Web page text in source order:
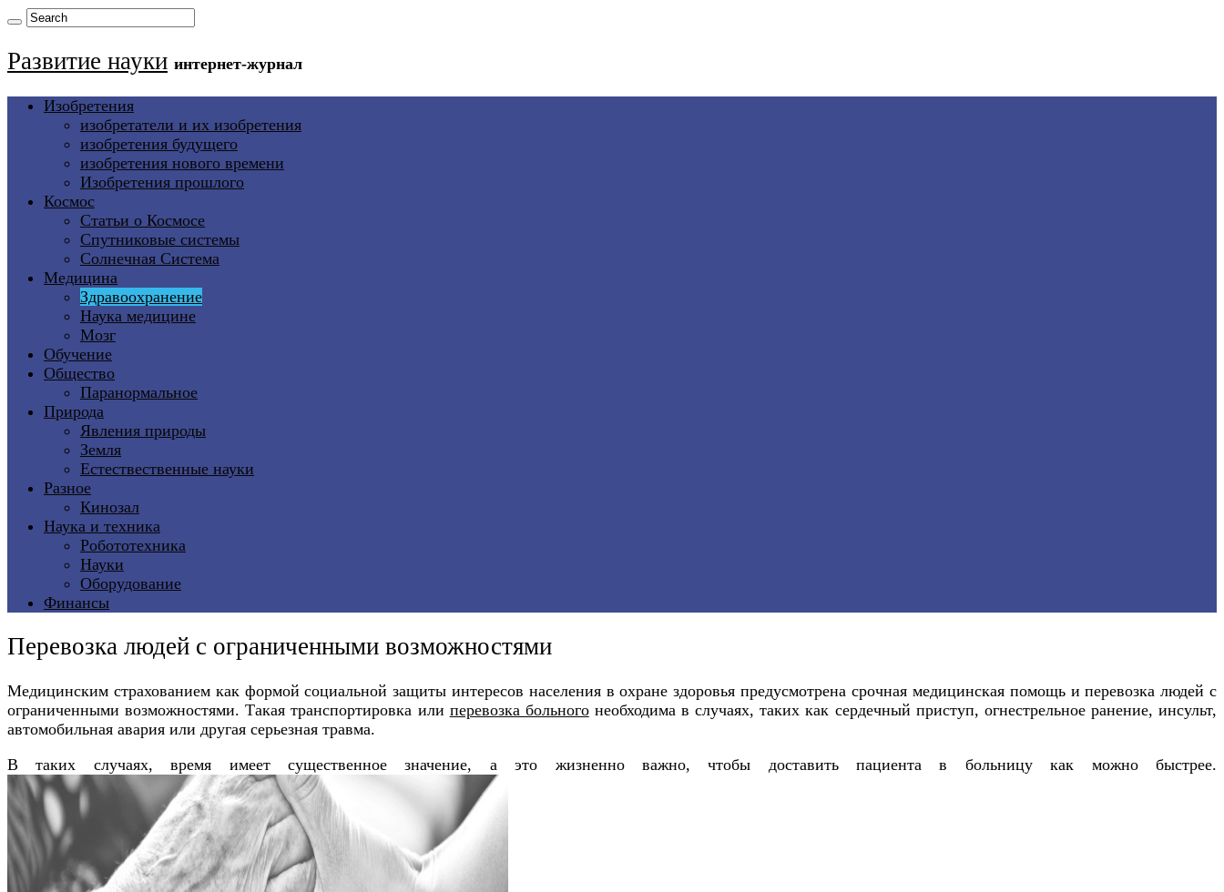
Развитие науки интернет-журнал
Изобретения
изобретатели и их изобретения
изобретения будущего
изобретения нового времени
Изобретения прошлого
Космос
Статьи о Космосе
Спутниковые системы
Солнечная Система
Медицина
Здравоохранение
Наука медицине
Мозг
Обучение
Общество
Паранормальное
Природа
Явления природы
Земля
Естествественные науки
Разное
Кинозал
Наука и техника
Робототехника
Науки
Оборудование
Финансы
Перевозка людей с ограниченными возможностями
Медицинским страхованием как формой социальной защиты интересов населения в охране здоровья предусмотрена срочная медицинская помощь и перевозка людей с
ограниченными возможностями. Такая транспортировка или перевозка больногонеобходима в случаях, таких как сердечный приступ, огнестрельное ранение, инсульт,
автомобильная авария или другая серьезная травма.
В таких случаях, время имеет существенное значение, а это жизненно важно, чтобы доставить пациента в больницу как можно быстрее.